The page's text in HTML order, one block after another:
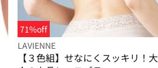
71%off
LAVIENNE
【３色組】せなにくスッキリ！大